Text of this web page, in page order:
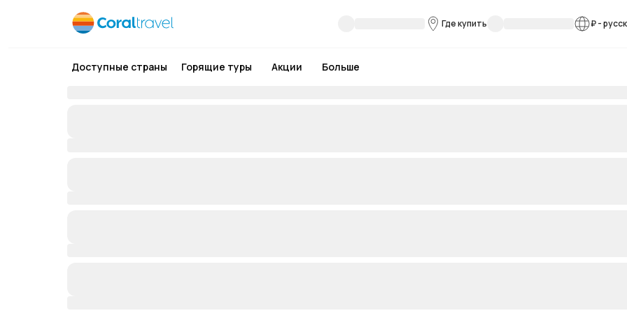
Где купить ₽-
Доступные страны Горящие туры Акции Больше